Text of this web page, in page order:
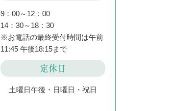
9：00～12：00
14：30～18：30
※お電話の最終受付時間は午前
11:45 午後18:15まで
定休日
土曜日午後・日曜日・祝日